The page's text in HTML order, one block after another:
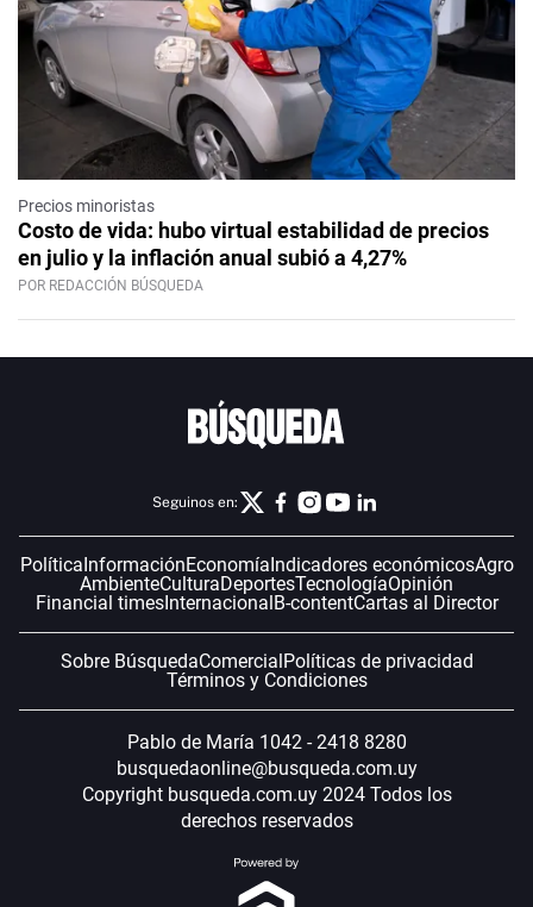
Precios minoristas
Costo de vida: hubo virtual estabilidad de precios
en julio y la inflación anual subió a 4,27%
POR REDACCIÓN BÚSQUEDA
Seguinos en:
Política InformaciónEconomía Indicadores económicosAgro
AmbienteCulturaDeportesTecnologíaOpinión
Financial timesInternacional B-contentCartas al Director
Sobre BúsquedaComercial Políticas de privacidad
Términos y Condiciones
Pablo de María 1042 - 2418 8280
busquedaonline@busqueda.com.uy
Copyright busqueda.com.uy 2024 Todos los
derechos reservados